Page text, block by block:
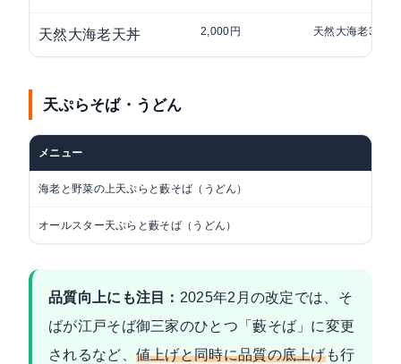
天然大海老天丼 2,000円 天然大海老3本・
天ぷらそば・うどん
メニュー
海老と野菜の上天ぷらと藪そば（うどん）
オールスター天ぷらと藪そば（うどん）
品質向上にも注目： 2025年2月の改定では、そ
ばが江戸そば御三家のひとつ「藪そば」に変更
されるなど、 値上げと同時に品質の底上げも行